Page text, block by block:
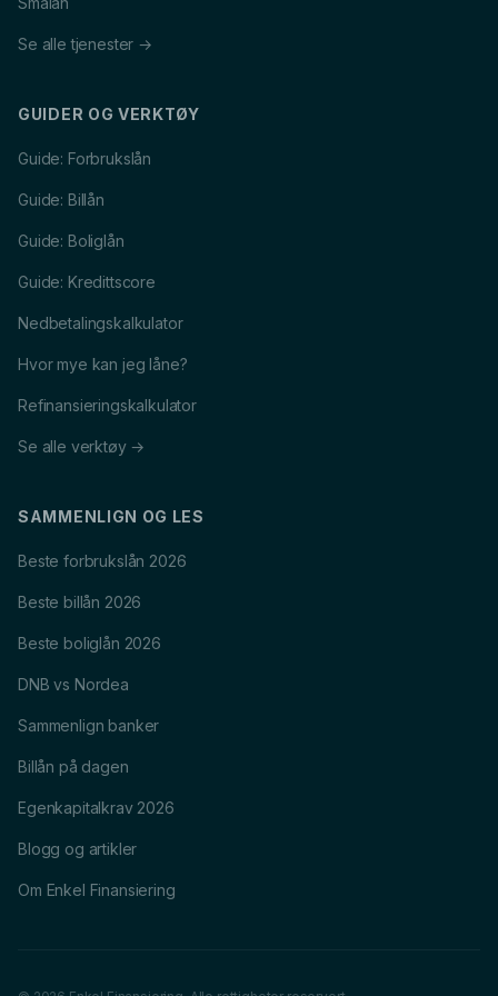
Se alle tjenester →
GUIDER OG VERKTØY
Guide: Forbrukslån
Guide: Billån
Guide: Boliglån
Guide: Kredittscore
Nedbetalingskalkulator
Hvor mye kan jeg låne?
Refinansieringskalkulator
Se alle verktøy →
SAMMENLIGN OG LES
Beste forbrukslån 2026
Beste billån 2026
Beste boliglån 2026
DNB vs Nordea
Sammenlign banker
Billån på dagen
Egenkapitalkrav 2026
Blogg og artikler
Om Enkel Finansiering